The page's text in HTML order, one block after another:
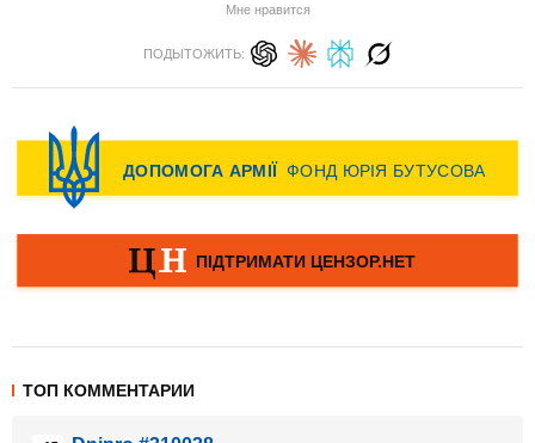
Мне нравится
ПОДЫТОЖИТЬ:
ТОП КОММЕНТАРИИ